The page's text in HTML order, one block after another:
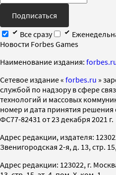
Подписаться
Все сразу
Новости Forbes Games
Наименование издания:
Cетевое издание « forbes.ru »
службой по надзору в сфере
технологий и массовых
номер и дата принятия
ФС77-82431 от 23 декабря 2021 г.
Адрес редакции, издателя:
Звенигородская 2-я, д. 13, стр.
Адрес редакции: 123022, г.